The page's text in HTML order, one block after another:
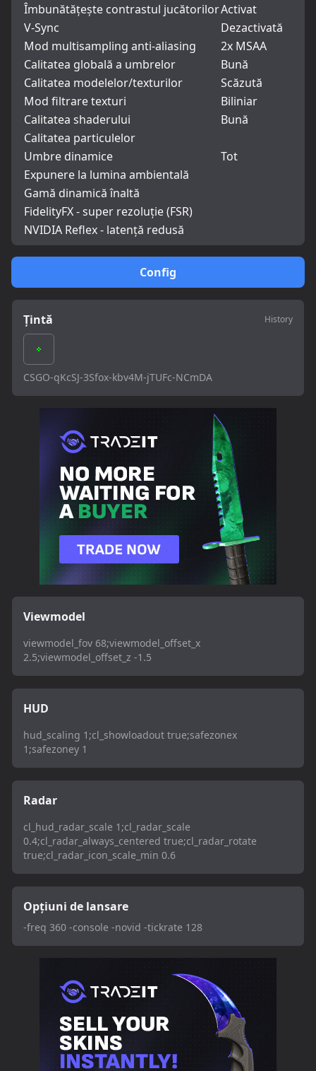
Config
Țintă History
CSGO-qKcSJ-3Sfox-kbv4M-jTUFc-NCmDA
Viewmodel
viewmodel_fov 68;viewmodel_offset_x
2.5;viewmodel_offset_z -1.5
HUD
hud_scaling 1;cl_showloadout true;safezonex
1;safezoney 1
Radar
cl_hud_radar_scale 1;cl_radar_scale
0.4;cl_radar_always_centered true;cl_radar_rotate
true;cl_radar_icon_scale_min 0.6
Opțiuni de lansare
-freq 360 -console -novid -tickrate 128
Îmbunătățește contrastul jucătorilorActivat
V-Sync
Dezactivată
Mod multisampling anti-aliasing
2x MSAA
Calitatea globală a umbrelor
Bună
Calitatea modelelor/texturilor
Scăzută
Mod filtrare texturi
Biliniar
Calitatea shaderului
Bună
Calitatea particulelor
Umbre dinamice
Tot
Expunere la lumina ambientală
Gamă dinamică înaltă
FidelityFX - super rezoluție (FSR)
NVIDIA Reflex - latență redusă